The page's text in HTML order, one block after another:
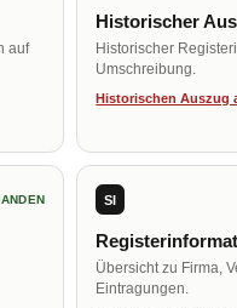
auf
Historischer
Historischer
Umschreibung.
Historischen Auszug
SI
Übersicht zu Firma,
Eintragungen.